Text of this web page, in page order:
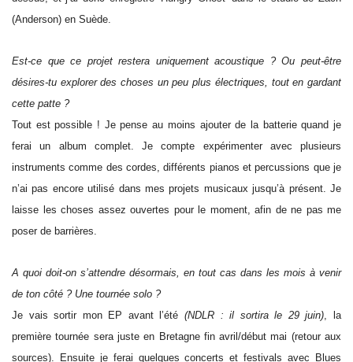
(Anderson) en Suède.
Est-ce que ce projet restera uniquement acoustique ? Ou peut-être
désires-tu explorer des choses un peu plus électriques, tout en gardant
cette patte ?
Tout est possible ! Je pense au moins ajouter de la batterie quand je
ferai un album complet. Je compte expérimenter avec plusieurs
instruments comme des cordes, différents pianos et percussions que je
n’ai pas encore utilisé dans mes projets musicaux jusqu’à présent. Je
laisse les choses assez ouvertes pour le moment, afin de ne pas me
poser de barrières.
A quoi doit-on s’attendre désormais, en tout cas dans les mois à venir
de ton côté ? Une tournée solo ?
Je vais sortir mon EP avant l’été (NDLR : il sortira le 29 juin), la
première tournée sera juste en Bretagne fin avril/début mai (retour aux
sources). Ensuite je ferai quelques concerts et festivals avec Blues